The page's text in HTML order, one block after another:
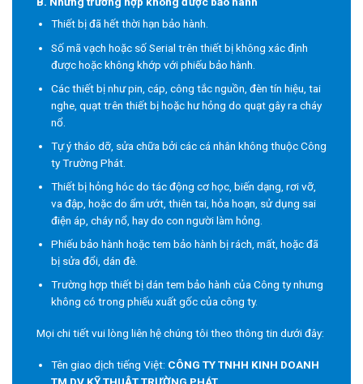
Thiết bị đã hết thời hạn bảo hành.
Số mã vạch hoặc số Serial trên thiết bị không xác định
được hoặc không khớp với phiếu bảo hành.
Các thiết bị như pin, cáp, công tắc nguồn, đèn tín hiệu, tai
nghe, quạt trên thiết bị hoặc hư hỏng do quạt gây ra cháy
nổ.
Tự ý tháo dỡ, sửa chữa bởi các cá nhân không thuộc Công
ty Trường Phát.
Thiết bị hỏng hóc do tác động cơ học, biến dạng, rơi vỡ,
va đập, hoặc do ẩm ướt, thiên tai, hỏa hoạn, sử dụng sai
điện áp, cháy nổ, hay do con người làm hỏng.
Phiếu bảo hành hoặc tem bảo hành bị rách, mất, hoặc đã
bị sửa đổi, dán đè.
Trường hợp thiết bị dán tem bảo hành của Công ty nhưng
không có trong phiếu xuất gốc của công ty.
Mọi chi tiết vui lòng liên hệ chúng tôi theo thông tin dưới đây:
Tên giao dịch tiếng Việt: CÔNG TY TNHH KINH DOANH
TM DV KỸ THUẬT TRƯỜNG PHÁT